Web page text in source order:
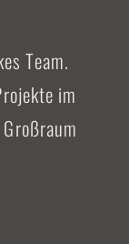
Team.
im